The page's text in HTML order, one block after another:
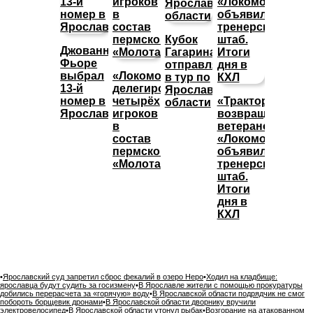
Джованни
Фьоре
выбрал
13-й
номер в
Ярославле
«Локомотив»
делегировал
четырёх
игроков
в
состав
пермского
«Молота»
Кубок
Гагарина
отправляется
в тур по
Ярославской
области «Трактор»
возвращает
ветеранов,
«Локомотив»
объявил
тренерский
штаб.
Итоги
дня в
КХЛ
•Ярославский суд запретил сброс фекалий в озеро Неро•Ходил на кладбище:
ярославца будут судить за госизмену•В Ярославле жители с помощью прокуратуры
добились перерасчета за «горячую» воду•В Ярославской области подрядчик не смог
побороть борщевик дронами•В Ярославской области дворнику вручили
электровелосипед•В Ярославской области утонул рыбак•Возгорание на атакованном